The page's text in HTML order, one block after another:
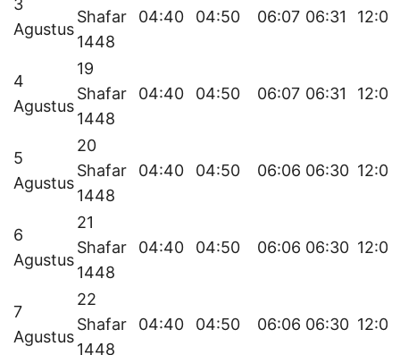
3
Agustus
Shafar
1448
04:40 04:50 06:07 06:31 12:07
4
Agustus
19
Shafar
1448
04:40 04:50 06:07 06:31 12:07
5
Agustus
20
Shafar
1448
04:40 04:50 06:06 06:30 12:07
6
Agustus
21
Shafar
1448
04:40 04:50 06:06 06:30 12:07
7
Agustus
22
Shafar
1448
04:40 04:50 06:06 06:30 12:07